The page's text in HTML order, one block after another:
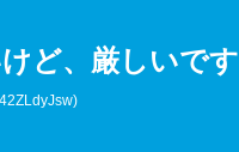
ど、厳しいです